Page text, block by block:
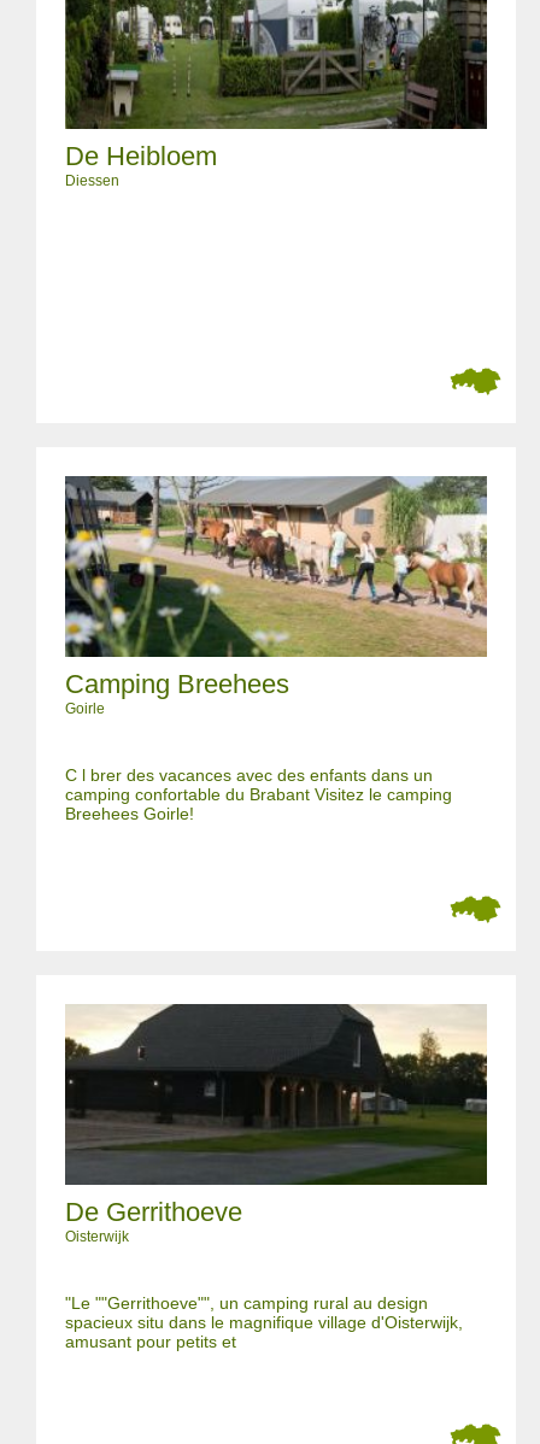
De Heibloem
Diessen
Camping Breehees
Goirle
C l brer des vacances avec des enfants dans un
camping confortable du Brabant Visitez le camping
Breehees Goirle!
De Gerrithoeve
Oisterwijk
"Le ""Gerrithoeve"", un camping rural au design
spacieux situ dans le magnifique village d'Oisterwijk,
amusant pour petits et